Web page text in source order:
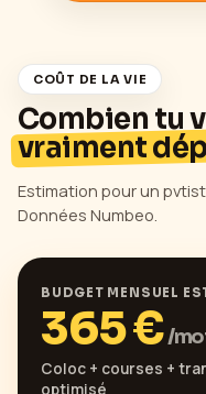
COÛT DE LA VIE
Combien tu
vraiment
Estimation pour un
Données Numbeo.
BUDGET MENSUEL
365€/
Coloc + courses +
optimisé